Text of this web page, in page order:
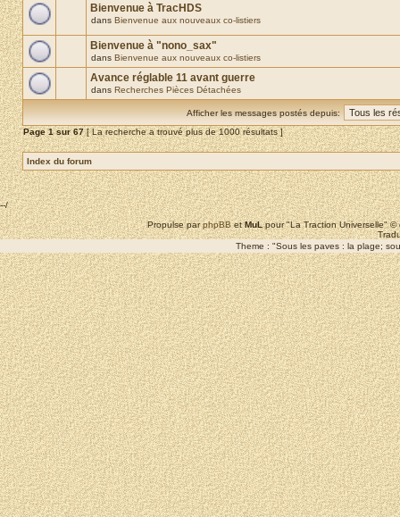
Bienvenue à TracHDS
dans Bienvenue aux nouveaux co-listiers
Bienvenue à "nono_sax"
dans Bienvenue aux nouveaux co-listiers
Avance réglable 11 avant guerre
dans Recherches Pièces Détachées
Afficher les messages postés depuis:
Page1sur67[ La recherche a trouvé plus de 1000 résultats ]
Index du forum
--/
Propulse parphpBBetMuLpour "La Traction Universelle"
Theme : "Sous les paves : la plage;